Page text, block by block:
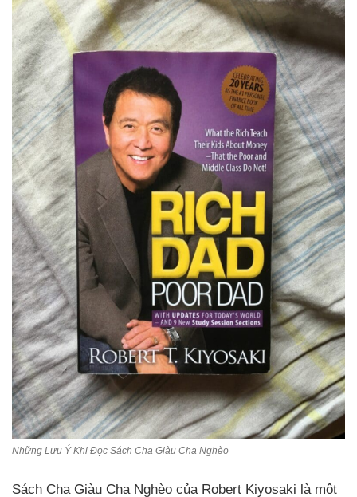
Những Lưu Ý Khi Đọc Sách Cha Giàu Cha Nghèo
Sách Cha Giàu Cha Nghèo của Robert Kiyosaki là một